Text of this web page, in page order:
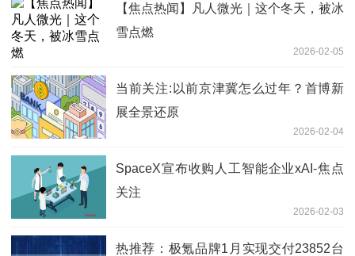
【焦点热闻】凡人微光｜这个冬天，被冰
雪点燃
2026-02-05
当前关注:以前京津冀怎么过年？首博新
展全景还原
2026-02-04
SpaceX宣布收购人工智能企业xAI-焦点
关注
2026-02-03
热推荐：极氪品牌1月实现交付23852台